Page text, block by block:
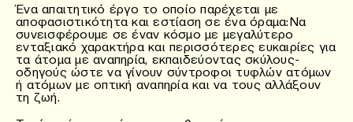
Ένα απαιτητικό έργο το οποίο παρέχεται με
αποφασιστικότητα και εστίαση σε ένα όραμα:Να
συνεισφέρουμε σε έναν κόσμο με μεγαλύτερο
ενταξιακό χαρακτήρα και περισσότερες ευκαιρίες για
τα άτομα με αναπηρία, εκπαιδεύοντας σκύλους-
οδηγούς ώστε να γίνουν σύντροφοι τυφλών ατόμων
ή ατόμων με οπτική αναπηρία και να τους αλλάξουν
τη ζωή.